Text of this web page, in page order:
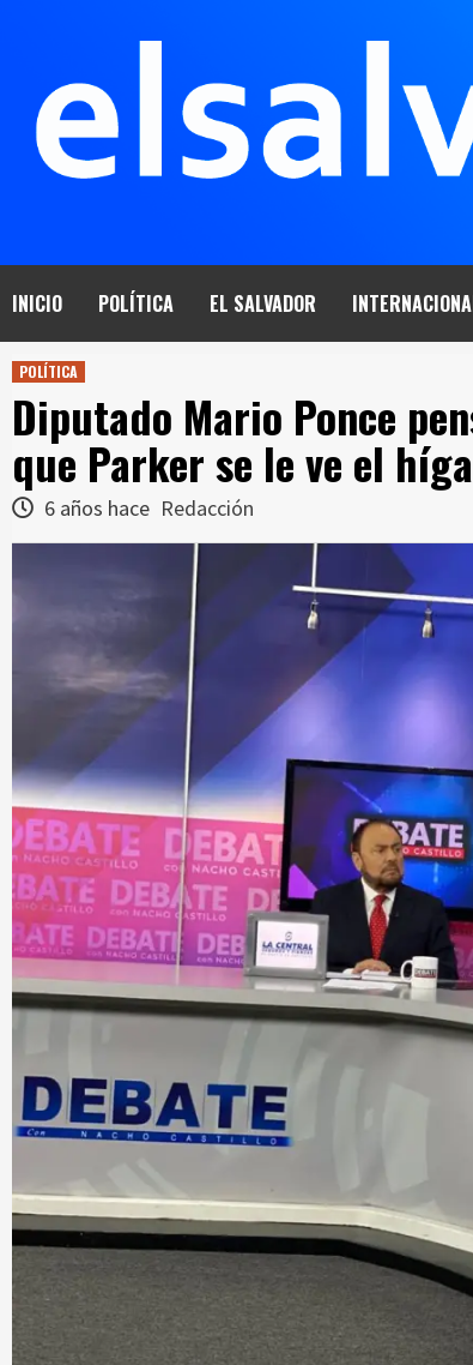
INICIO POLÍTICA EL SALVADOR
POLÍTICA
Diputado Mario Ponce
que Parker se le ve el
6 años hace Redacción